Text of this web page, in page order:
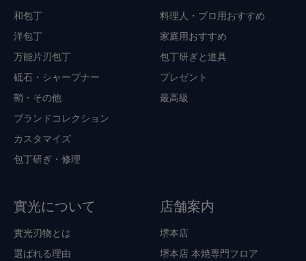
和包丁
洋包丁
万能片刃包丁
砥石・シャープナー
鞘・その他
ブランドコレクション
カスタマイズ
包丁研ぎ・修理
料理人・プロ用おすすめ
家庭用おすすめ
包丁研ぎと道具
プレゼント
最高級
實光について
實光刃物とは
選ばれる理由
店舗案内
堺本店
堺本店 本焼専門フロア